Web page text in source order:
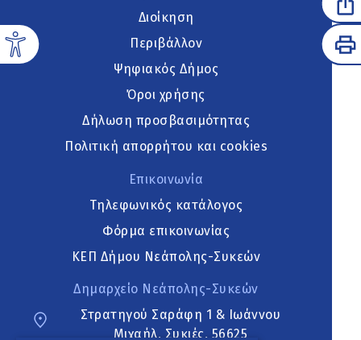
Διοίκηση
Περιβάλλον
Ψηφιακός Δήμος
Όροι χρήσης
Δήλωση προσβασιμότητας
Πολιτική απορρήτου και cookies
Επικοινωνία
Τηλεφωνικός κατάλογος
Φόρμα επικοινωνίας
ΚΕΠ Δήμου Νεάπολης-Συκεών
Δημαρχείο Νεάπολης-Συκεών
Στρατηγού Σαράφη 1 & Ιωάννου
Μιχαήλ, Συκιές, 56625